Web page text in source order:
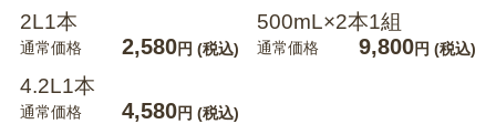
2L1本
通常価格 2,580円 (税込)
4.2L1本
通常価格 4,580円 (税込)
500mL×2本1組
通常価格 9,800円 (税込)